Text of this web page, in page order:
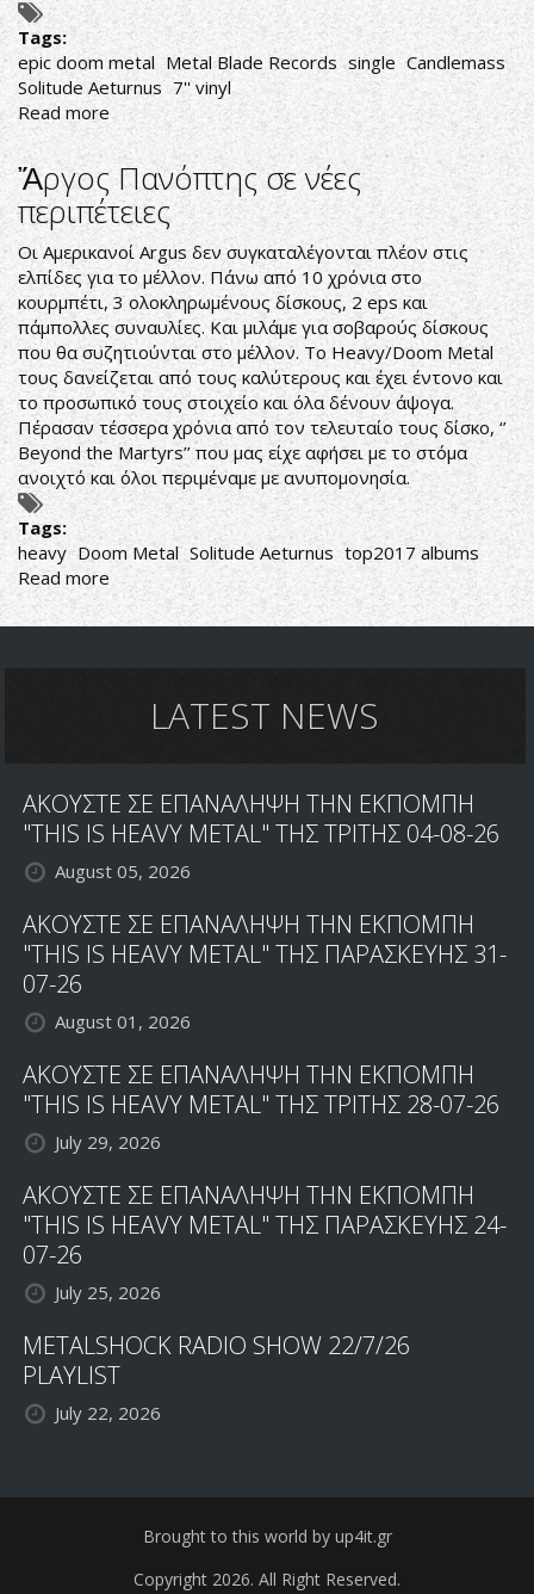
Tags:
epic doom metal Metal Blade Records single Candlemass
Solitude Aeturnus 7'' vinyl
Read more about
Ατσάλινο
Doom
Metal
Ἄργος Πανόπτης σε νέες
περιπέτειες
Οι Αμερικανοί Argus δεν συγκαταλέγονται πλέον στις
ελπίδες για το μέλλον. Πάνω από 10 χρόνια στο
κουρμπέτι, 3 ολοκληρωμένους δίσκους, 2 eps και
πάμπολλες συναυλίες. Και μιλάμε για σοβαρούς δίσκους
που θα συζητιούνται στο μέλλον. Το Heavy/Doom Metal
τους δανείζεται από τους καλύτερους και έχει έντονο και
το προσωπικό τους στοιχείο και όλα δένουν άψογα.
Πέρασαν τέσσερα χρόνια από τον τελευταίο τους δίσκο, ‘’
Beyond the Martyrs’’ που μας είχε αφήσει με το στόμα
ανοιχτό και όλοι περιμέναμε με ανυπομονησία.
Tags:
heavy Doom Metal Solitude Aeturnus top2017 albums
Read more about
Ἄργος
Πανόπτης
περιπέτειες
LATEST NEWS
ΑΚΟΥΣΤΕ ΣΕ ΕΠΑΝΑΛΗΨΗ ΤΗΝ ΕΚΠΟΜΠΗ
"THIS IS HEAVY METAL" ΤΗΣ ΤΡΙΤΗΣ 04-08-26
August 05, 2026
ΑΚΟΥΣΤΕ ΣΕ ΕΠΑΝΑΛΗΨΗ ΤΗΝ ΕΚΠΟΜΠΗ
"THIS IS HEAVY METAL" ΤΗΣ ΠΑΡΑΣΚΕΥΗΣ 31-
07-26
August 01, 2026
ΑΚΟΥΣΤΕ ΣΕ ΕΠΑΝΑΛΗΨΗ ΤΗΝ ΕΚΠΟΜΠΗ
"THIS IS HEAVY METAL" ΤΗΣ ΤΡΙΤΗΣ 28-07-26
July 29, 2026
ΑΚΟΥΣΤΕ ΣΕ ΕΠΑΝΑΛΗΨΗ ΤΗΝ ΕΚΠΟΜΠΗ
"THIS IS HEAVY METAL" ΤΗΣ ΠΑΡΑΣΚΕΥΗΣ 24-
07-26
July 25, 2026
METALSHOCK RADIO SHOW 22/7/26
PLAYLIST
July 22, 2026
Brought to this world by up4it.gr
Copyright 2026. All Right Reserved.